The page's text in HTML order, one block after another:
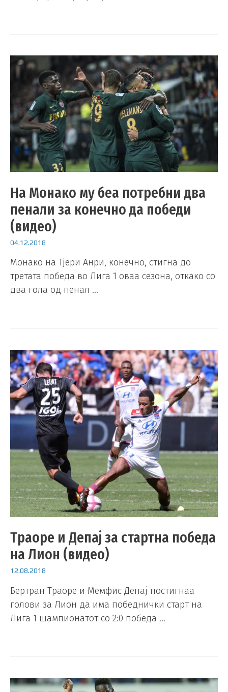
На Монако му беа потребни два
пенали за конечно да победи
(видео)
04.12.2018
Монако на Тјери Анри, конечно, стигна до
третата победа во Лига 1 оваа сезона, откако со
два гола од пенал …
Траоре и Депај за стартна победа
на Лион (видео)
12.08.2018
Бертран Траоре и Мемфис Депај постигнаа
голови за Лион да има победнички старт на
Лига 1 шампионатот со 2:0 победа …